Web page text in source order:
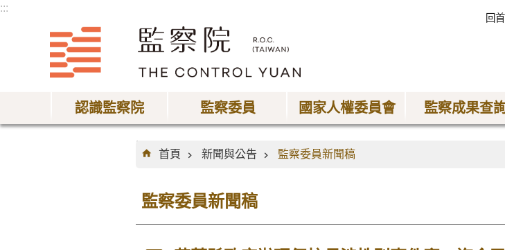
:::
回
認識監察院 監察委員 國家人權委員會 監察成果查
:::
首頁
新聞與公告 監察委員新聞稿
監察委員新聞稿